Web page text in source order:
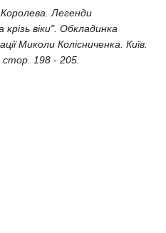
Легенди
крізь віки". Обкладинка
Миколи Колісниченка. Київ.
198 - 205.